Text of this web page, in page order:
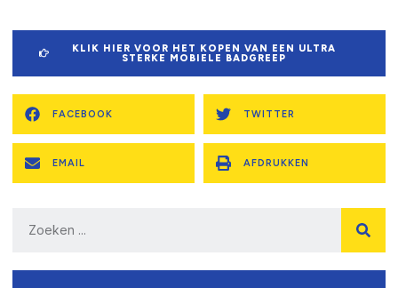
KLIK HIER VOOR HET KOPEN VAN EEN ULTRA
STERKE MOBIELE BADGREEP
FACEBOOK TWITTER
EMAIL AFDRUKKEN